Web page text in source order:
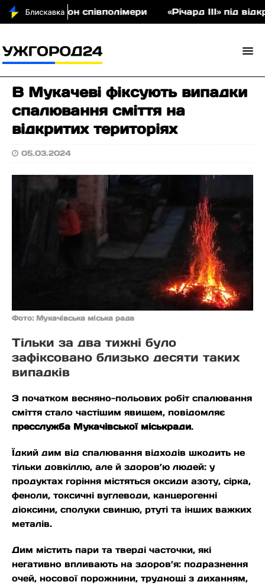
на аукціон співполімери «Річард ІІІ» під
В Мукачеві фіксують випадки
спалювання сміття на
відкритих територіях
05.03.2024
Фото: Мукачівська міська рада
Тільки за два тижні було
зафіксовано близько десяти таких
випадків
З початком весняно-польових робіт спалювання
сміття стало частішим явищем, повідомляє
пресслужба Мукачівської міськради.
Їдкий дим від спалювання відходів шкодить не
тільки довкіллю, але й здоров’ю людей: у
продуктах горіння містяться оксиди азоту, сірка,
феноли, токсичні вуглеводи, канцерогенні
діоксини, сполуки свинцю, ртуті та інших важких
металів.
Дим містить пари та тверді часточки, які
негативно впливають на здоров’я: подразнення
очей, носової порожнини, труднощі з диханням,